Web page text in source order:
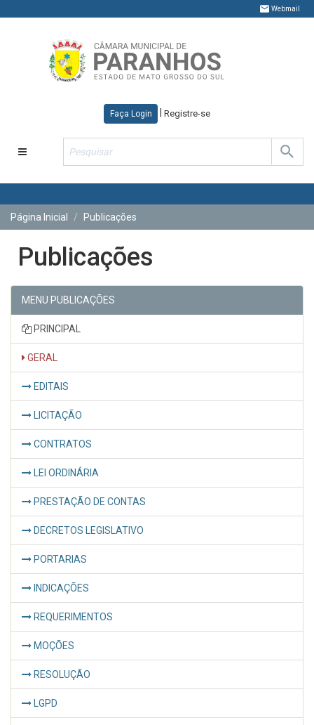
Webmail
Faça Login Registre-se
Toggle
navigation
Página Inicial Publicações
Publicações
MENU PUBLICAÇÕES
PRINCIPAL
GERAL
EDITAIS
LICITAÇÃO
CONTRATOS
LEI ORDINÁRIA
PRESTAÇÃO DE CONTAS
DECRETOS LEGISLATIVO
PORTARIAS
INDICAÇÕES
REQUERIMENTOS
MOÇÕES
RESOLUÇÃO
LGPD